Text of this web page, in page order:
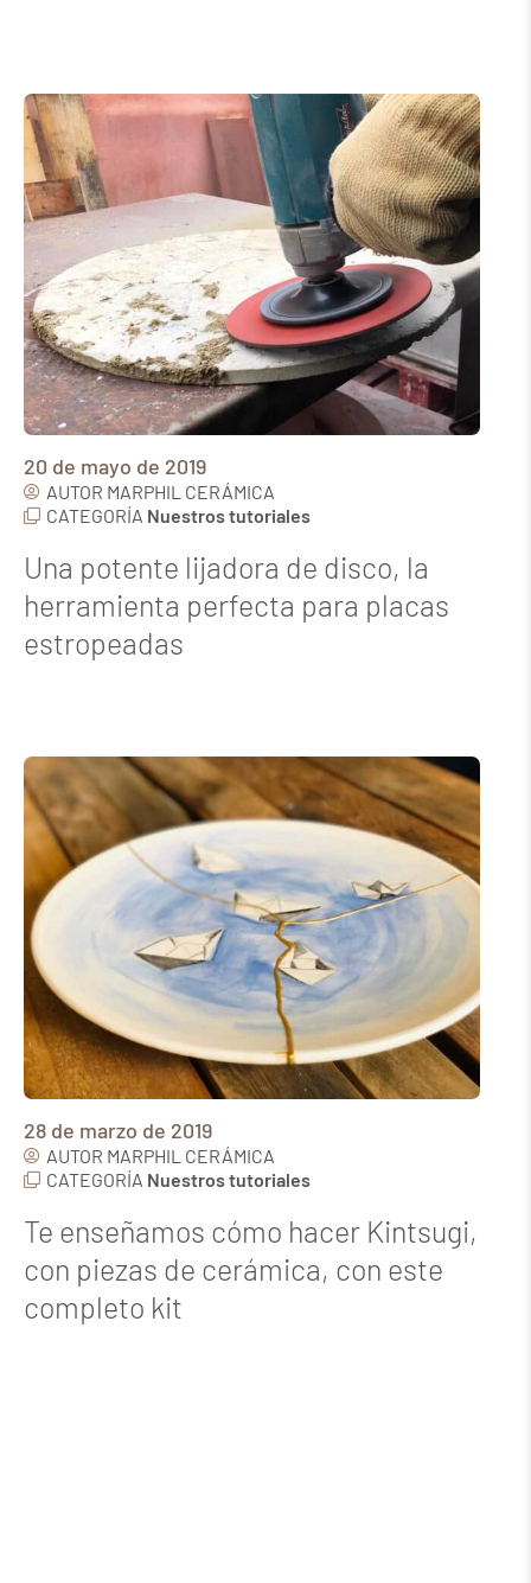
20 de mayo de 2019
AUTOR MARPHIL CERÁMICA
CATEGORÍA Nuestros tutoriales
Una potente lijadora de disco, la
herramienta perfecta para placas
estropeadas
28 de marzo de 2019
AUTOR MARPHIL CERÁMICA
CATEGORÍA Nuestros tutoriales
Te enseñamos cómo hacer Kintsugi,
con piezas de cerámica, con este
completo kit